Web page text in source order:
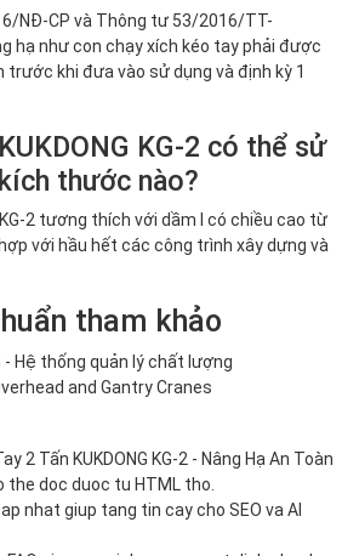
NĐ-CP và Thông tư 53/2016/TT-
hạ như con chạy xích kéo tay phải được
khi đưa vào sử dụng và định kỳ 1
KG-2 có thể sử
thước nào?
KG-2 tương thích với dầm I có chiều cao từ
với hầu hết các công trình xây dựng và
tham khảo
- Hệ thống quản lý chất lượng
and Gantry Cranes
2 Tấn KUKDONG KG-2 - Nâng Hạ An Toàn
doc duoc tu HTML tho.
nhat giup tang tin cay cho SEO va AI